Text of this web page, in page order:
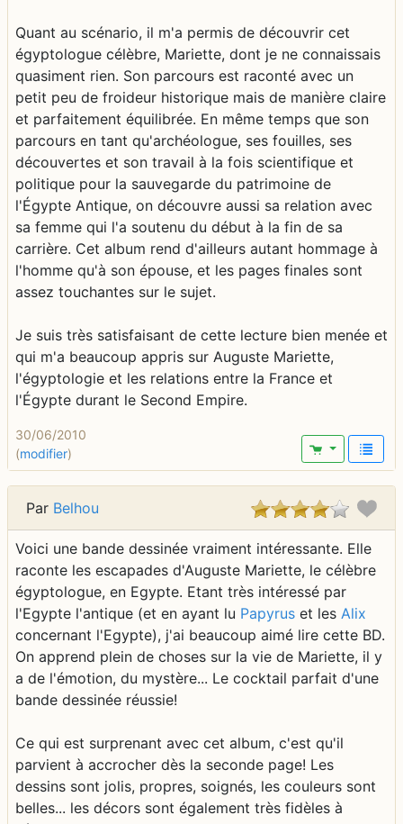
Quant au scénario, il m'a permis de découvrir cet
égyptologue célèbre, Mariette, dont je ne connaissais
quasiment rien. Son parcours est raconté avec un
petit peu de froideur historique mais de manière claire
et parfaitement équilibrée. En même temps que son
parcours en tant qu'archéologue, ses fouilles, ses
découvertes et son travail à la fois scientifique et
politique pour la sauvegarde du patrimoine de
l'Égypte Antique, on découvre aussi sa relation avec
sa femme qui l'a soutenu du début à la fin de sa
carrière. Cet album rend d'ailleurs autant hommage à
l'homme qu'à son épouse, et les pages finales sont
assez touchantes sur le sujet.
Je suis très satisfaisant de cette lecture bien menée et
qui m'a beaucoup appris sur Auguste Mariette,
l'égyptologie et les relations entre la France et
l'Égypte durant le Second Empire.
30/06/2010
(modifier)
Par Belhou
Voici une bande dessinée vraiment intéressante. Elle
raconte les escapades d'Auguste Mariette, le célèbre
égyptologue, en Egypte. Etant très intéressé par
l'Egypte l'antique (et en ayant lu Papyrus et les Alix
concernant l'Egypte), j'ai beaucoup aimé lire cette BD.
On apprend plein de choses sur la vie de Mariette, il y
a de l'émotion, du mystère... Le cocktail parfait d'une
bande dessinée réussie!
Ce qui est surprenant avec cet album, c'est qu'il
parvient à accrocher dès la seconde page! Les
dessins sont jolis, propres, soignés, les couleurs sont
belles... les décors sont également très fidèles à